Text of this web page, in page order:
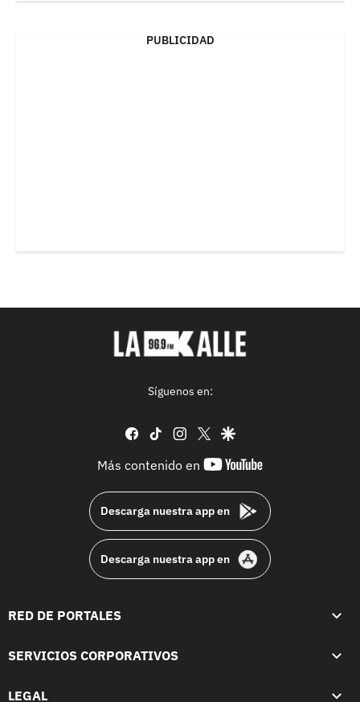
PUBLICIDAD
Síguenos en:
facebook
tiktok instagram
twittergoogle
Más contenido en
youtube-
Descarga nuestra app en
Descarga nuestra app en
RED DE PORTALES
SERVICIOS CORPORATIVOS
LEGAL